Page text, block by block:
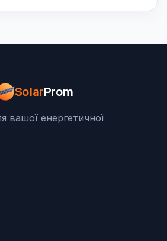
SolarProm
вашої енергетичної